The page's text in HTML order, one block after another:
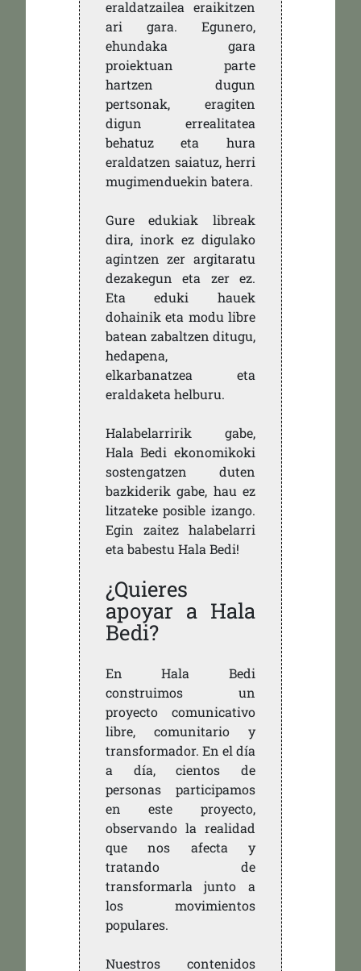
eraldatzailea eraikitzen
ari gara. Egunero,
ehundaka gara
proiektuan parte
hartzen dugun
pertsonak, eragiten
digun errealitatea
behatuz eta hura
eraldatzen saiatuz, herri
mugimenduekin batera.
Gure edukiak libreak
dira, inork ez digulako
agintzen zer argitaratu
dezakegun eta zer ez.
Eta eduki hauek
dohainik eta modu libre
batean zabaltzen ditugu,
hedapena,
elkarbanatzea eta
eraldaketa helburu.
Halabelarririk gabe,
Hala Bedi ekonomikoki
sostengatzen duten
bazkiderik gabe, hau ez
litzateke posible izango.
Egin zaitez halabelarri
eta babestu Hala Bedi!
¿Quieres
apoyar a Hala
Bedi?
En Hala Bedi
construimos un
proyecto comunicativo
libre, comunitario y
transformador. En el día
a día, cientos de
personas participamos
en este proyecto,
observando la realidad
que nos afecta y
tratando de
transformarla junto a
los movimientos
populares.
Nuestros contenidos